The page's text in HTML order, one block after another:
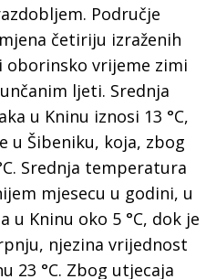
Područje
četiriju izraženih
oborinsko vrijeme zimi
ljeti. Srednja
u Kninu iznosi 13 °C,
u Šibeniku, koja, zbog
Srednja temperatura
mjesecu u godini, u
u Kninu oko 5 °C, dok je
njezina vrijednost
23 °C. Zbog utjecaja